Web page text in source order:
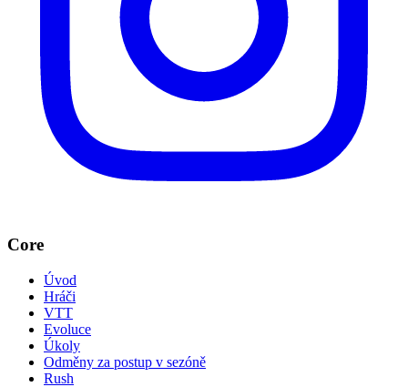
Core
Úvod
Hráči
VTT
Evoluce
Úkoly
Odměny za postup v sezóně
Rush